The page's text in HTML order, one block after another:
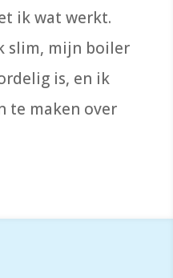
ik wat werkt.
slim, mijn boiler
is, en ik
te maken over